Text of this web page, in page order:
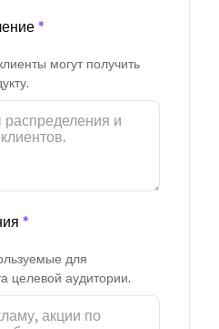
*
могут получить
*
для
целевой аудитории.